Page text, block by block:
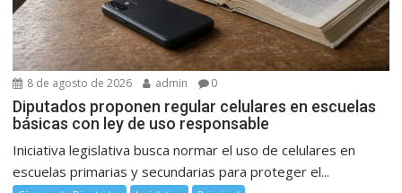
8 de agosto de 2026 admin 0
Diputados proponen regular celulares en escuelas
básicas con ley de uso responsable
Iniciativa legislativa busca normar el uso de celulares en
escuelas primarias y secundarias para proteger el...